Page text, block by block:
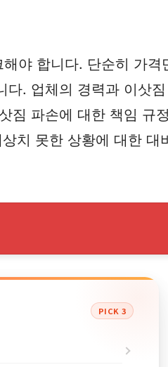
야 합니다. 단순히 가
. 업체의 경력과 이삿
파손에 대한 책임 규
치 못한 상황에 대한
PICK 3